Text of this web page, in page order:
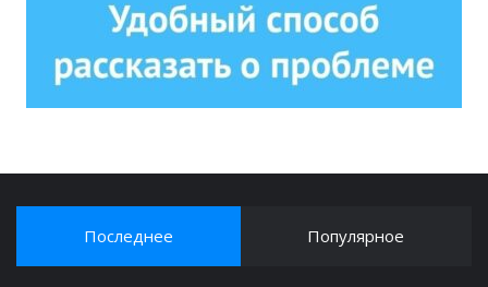
Последнее Популярное